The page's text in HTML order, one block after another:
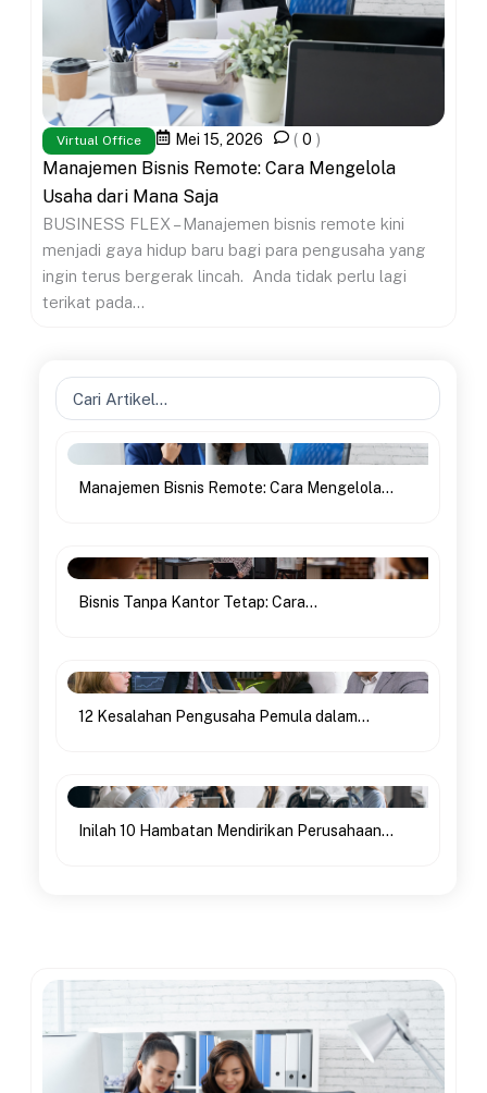
Virtual Office Mei 15, 2026 ( 0 )
Manajemen Bisnis Remote: Cara Mengelola
Usaha dari Mana Saja
BUSINESS FLEX – Manajemen bisnis remote kini
menjadi gaya hidup baru bagi para pengusaha yang
ingin terus bergerak lincah. Anda tidak perlu lagi
terikat pada...
Search
...
Manajemen Bisnis Remote: Cara Mengelola...
Bisnis Tanpa Kantor Tetap: Cara...
12 Kesalahan Pengusaha Pemula dalam...
Inilah 10 Hambatan Mendirikan Perusahaan...